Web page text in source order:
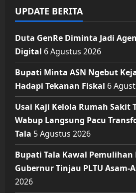
UPDATE BERITA
Duta GenRe Diminta Jadi
Digital 6 Agustus 2026
Bupati Minta ASN Ngebut
Hadapi Tekanan Fiskal 6
Usai Kaji Kelola Rumah Sakit
Wabup Langsung Pacu
Tala 5 Agustus 2026
Bupati Tala Kawal
Gubernur Tinjau PLTU Asam-
2026